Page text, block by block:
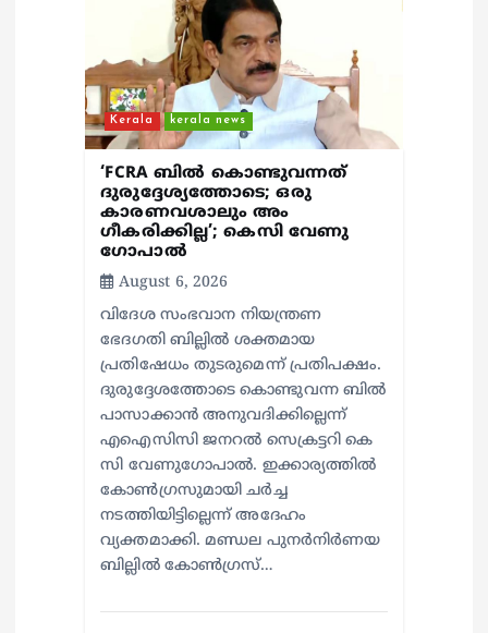
Kerala kerala news
‘FCRA ബിൽ കൊണ്ടുവന്നത്
ദുരുദ്ദേശ്യത്തോടെ; ഒരു
കാരണവശാലും അം​
ഗീകരിക്കില്ല’; കെസി വേണു​
ഗോപാൽ
August 6, 2026
വിദേശ സംഭവാന നിയന്ത്രണ
ഭേദഗതി ബില്ലിൽ ശക്തമായ
പ്രതിഷേധം തുടരുമെന്ന് പ്രതിപക്ഷം.
ദുരുദ്ദേശത്തോടെ കൊണ്ടുവന്ന ബിൽ
പാസാക്കാൻ അനുവദിക്കില്ലെന്ന്
എഐസിസി ജനറൽ സെക്രട്ടറി കെ
സി വേണുഗോപാൽ. ഇക്കാര്യത്തിൽ
കോൺഗ്രസുമായി ചർച്ച
നടത്തിയിട്ടില്ലെന്ന് അദേഹം
വ്യക്തമാക്കി. മണ്ഡല പുനർനിർണയ
ബില്ലിൽ കോൺഗ്രസ്…